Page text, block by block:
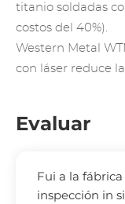
titanio soldadas
costos del 40%).
Western Metal
con láser reduce
Evaluar
Fui a la
inspección in